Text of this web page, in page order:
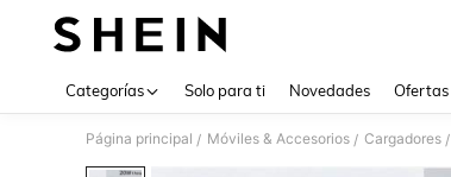
Categorías Solo para ti Novedades Ofertas
Página principal / Móviles & Accesorios / Cargadores /